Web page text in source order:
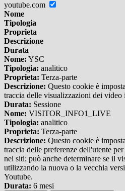
youtube.com
Nome
Tipologia
Proprieta
Descrizione
Durata
Nome: YSC
Tipologia: analitico
Proprieta: Terza-parte
Descrizione: Questo cookie è
traccia delle visualizzazioni dei video
Durata: Sessione
Nome: VISITOR_INFO1_LIVE
Tipologia: analitico
Proprieta: Terza-parte
Descrizione: Questo cookie è
traccia delle preferenze dell'utente
nei siti; può anche determinare se il
utilizzando la nuova o la vecchia
Youtube.
Durata: 6 mesi